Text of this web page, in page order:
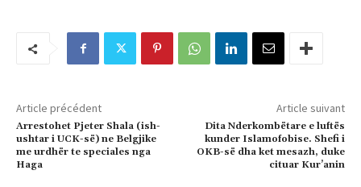
Article précédent
Arrestohet Pjeter Shala (ish-
ushtar i UCK-së) ne Belgjike
me urdhër te speciales nga
Haga
Article suivant
Dita Nderkombëtare e luftës
kunder Islamofobise. Shefi i
OKB-së dha ket mesazh, duke
cituar Kur’anin